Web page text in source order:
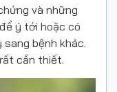
và những
ý tới hoặc có
bệnh khác.
cần thiết.